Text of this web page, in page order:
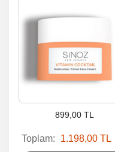
899,00 TL
Toplam:
1.198,00 TL